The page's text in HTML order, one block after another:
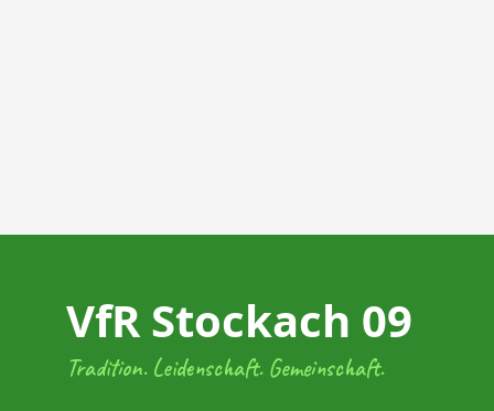
VfR Stockach 09
Tradition. Leidenschaft. Gemeinschaft.